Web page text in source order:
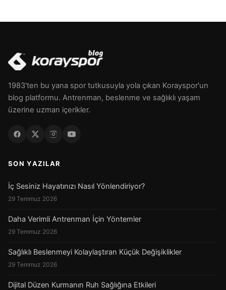
1983'ten bu yana spor tutkusuyla yola çıkan Korayspor'un
blog platformu. Antrenman, beslenme ve sağlıklı yaşam
üzerine uzman içerikler.
SON YAZILAR
İç Sesiniz Hayatınızı Nasıl Yönlendiriyor?
29 Temmuz 2026
Daha Verimli Antrenman İçin Yöntemler
29 Temmuz 2026
Sağlıklı Beslenmeyi Kolaylaştıran Küçük Değişiklikler
29 Temmuz 2026
Dijital Düzen Kurmanın Ruh Sağlığına Etkileri